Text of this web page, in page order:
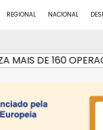
REGIONAL NACIONAL
DE 160